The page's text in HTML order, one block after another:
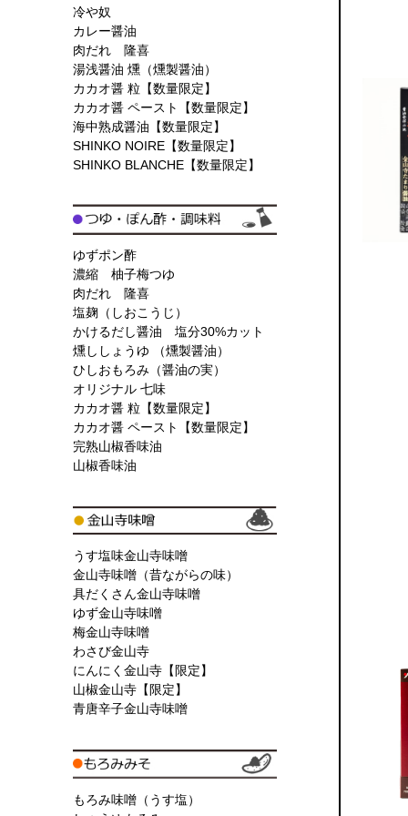
冷や奴
カレー醤油
肉だれ 隆喜
湯浅醤油 燻（燻製醤油）
カカオ醤 粒【数量限定】
カカオ醤 ペースト【数量限定】
海中熟成醤油【数量限定】
SHINKO NOIRE【数量限定】
SHINKO BLANCHE【数量限定】
ゆずポン酢
濃縮 柚子梅つゆ
肉だれ 隆喜
塩麹（しおこうじ）
かけるだし醤油 塩分30%カット
燻ししょうゆ （燻製醤油）
ひしおもろみ（醤油の実）
オリジナル 七味
カカオ醤 粒【数量限定】
カカオ醤 ペースト【数量限定】
完熟山椒香味油
山椒香味油
うす塩味金山寺味噌
金山寺味噌（昔ながらの味）
具だくさん金山寺味噌
ゆず金山寺味噌
梅金山寺味噌
わさび金山寺
にんにく金山寺【限定】
山椒金山寺【限定】
青唐辛子金山寺味噌
もろみ味噌（うす塩）